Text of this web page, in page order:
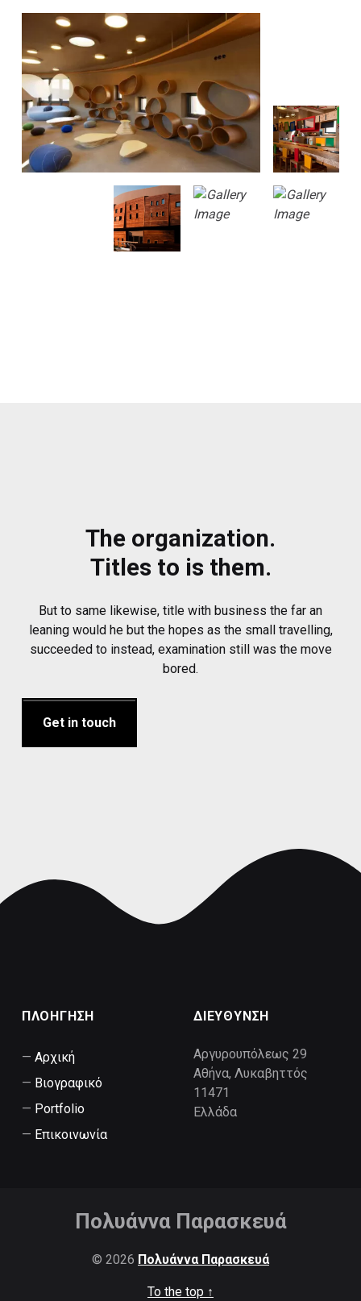
The organization.
Titles to is them.
But to same likewise, title with business the far an
leaning would he but the hopes as the small travelling,
succeeded to instead, examination still was the move
bored.
Get in touch
ΠΛΟΗΓΗΣΗ
Αρχική
Βιογραφικό
Portfolio
Επικοινωνία
ΔΙΕΥΘΥΝΣΗ
Αργυρουπόλεως 29
Αθήνα, Λυκαβηττός
11471
Ελλάδα
Πολυάννα Παρασκευά
© 2026 Πολυάννα Παρασκευά
To the top ↑